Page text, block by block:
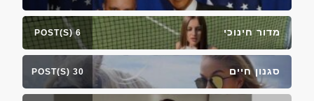
מדור חינוכי 6 POST(S)
סגנון חיים 30 POST(S)